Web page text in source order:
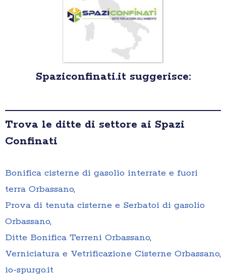
Spaziconfinati.it suggerisce:
Trova le ditte di settore ai Spazi
Confinati
Bonifica cisterne di gasolio interrate e fuori
terra Orbassano,
Prova di tenuta cisterne e Serbatoi di gasolio
Orbassano,
Ditte Bonifica Terreni Orbassano,
Verniciatura e Vetrificazione Cisterne Orbassano,
io-spurgo.it